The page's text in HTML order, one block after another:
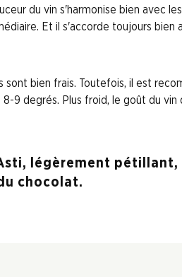
du vin s'harmonise bien avec
Et il s'accorde toujours bien
sont bien frais. Toutefois, il est
9 degrés. Plus froid, le goût du
légèrement
chocolat.